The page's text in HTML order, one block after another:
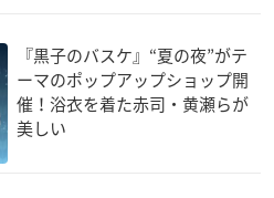
『黒子のバスケ』“夏の夜”がテ
ーマのポップアップショップ開
催！浴衣を着た赤司・黄瀬らが
美しい